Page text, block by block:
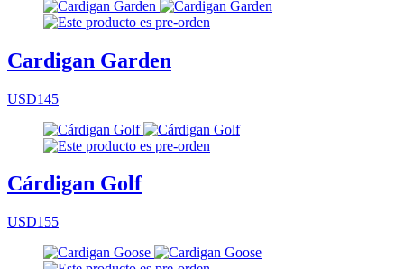
Cardigan Garden
USD145
Cárdigan Golf
USD155